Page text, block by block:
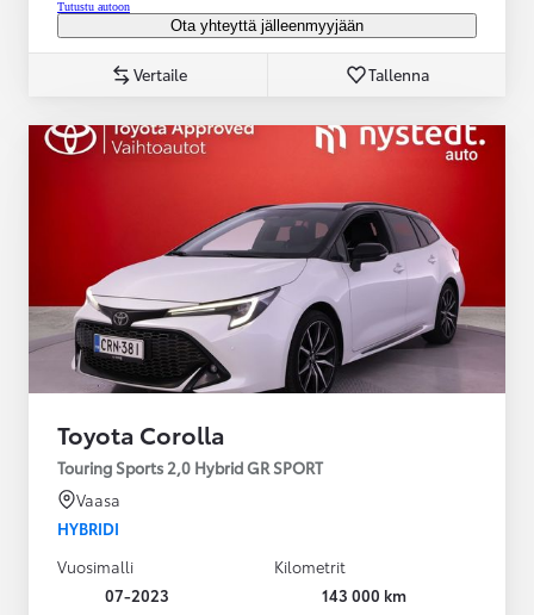
Tutustu autoon
Ota yhteyttä jälleenmyyjään
Vertaile Tallenna
Toyota Corolla
Touring Sports 2,0 Hybrid GR SPORT
Vaasa
HYBRIDI
Vuosimalli
07-2023
Kilometrit
143 000 km